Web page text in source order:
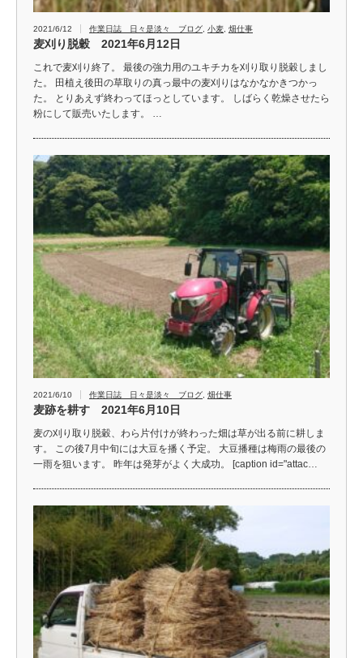
2021/6/12 作業日誌 日々是淡々 ブログ 小麦 畑仕事
麦刈り脱穀 2021年6月12日
これで麦刈り終了。 最後の強力用のユキチカを刈り取り脱穀しまし
た。 田植え後田の草取りの真っ最中の麦刈りはなかなかきつかっ
た。 とりあえず終わってほっとしています。 しばらく乾燥させたら
粉にして販売いたします。 …
2021/6/10 作業日誌 日々是淡々 ブログ 畑仕事
麦跡を耕す 2021年6月10日
麦の刈り取り脱穀、わら片付けが終わった畑は草が出る前に耕しま
す。 この後7月中旬には大豆を播く予定。 大豆播種は梅雨の最後の
一雨を狙います。 昨年は発芽がよく大成功。 [caption id="attac…